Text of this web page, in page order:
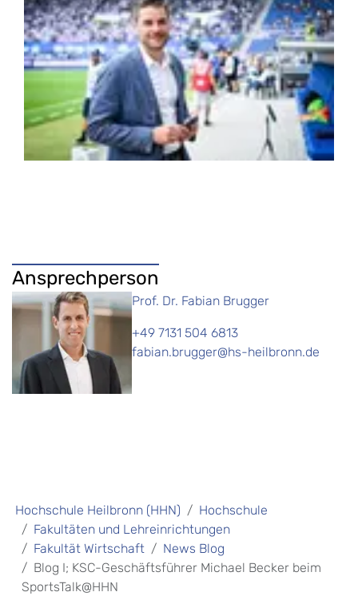
Ansprechperson
Prof. Dr. Fabian Brugger
+49 7131 504 6813
fabian.brugger@hs-heilbronn.de
Hochschule Heilbronn (HHN)
Hochschule
Fakultäten und Lehreinrichtungen
Fakultät Wirtschaft
News Blog
Blog I; KSC-Geschäftsführer Michael Becker beim
SportsTalk@HHN